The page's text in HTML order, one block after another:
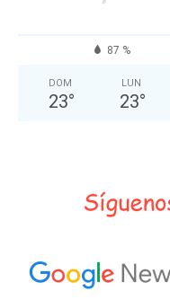
87 %
DOM
23°
LUN
23°